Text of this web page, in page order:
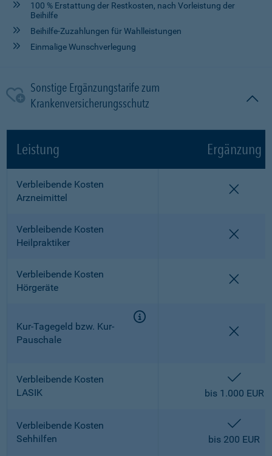
100 % Erstattung der Restkosten, nach Vorleistung der
Beihilfe
Beihilfe-Zuzahlungen für Wahlleistungen
Einmalige Wunschverlegung
Sonstige Ergänzungstarife zum
Krankenversicherungsschutz
Leistung Ergänzung
Verbleibende Kosten
Arzneimittel
Verbleibende Kosten
Heilpraktiker
Verbleibende Kosten
Hörgeräte
Kur-Tagegeld bzw. Kur-
Pauschale
Verbleibende Kosten
LASIK
bis 1.000 EUR
Verbleibende Kosten
Sehhilfen
bis 200 EUR